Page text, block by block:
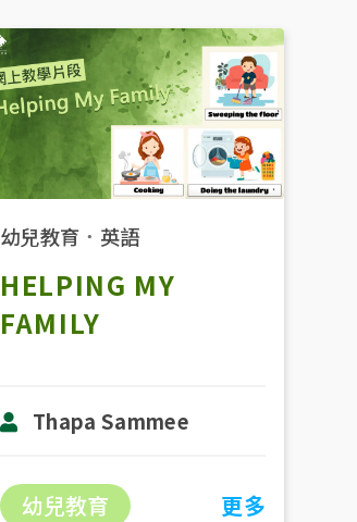
幼兒教育 ． 英語
HELPING MY
FAMILY
Thapa Sammee
幼兒教育 更多